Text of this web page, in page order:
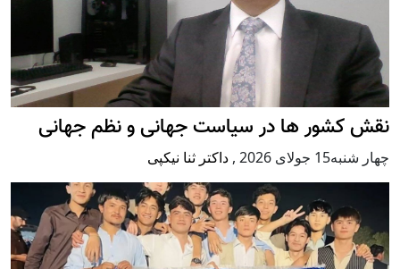
نقش کشور ها در سیاست جهانی و نظم جهانی
چهار شنبه15 جولای 2026 , داکتر ثنا نیکپی